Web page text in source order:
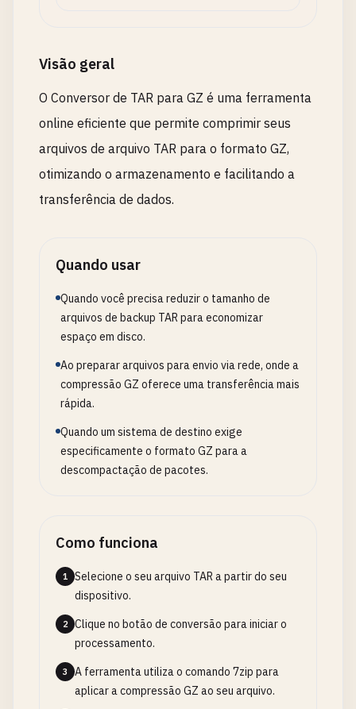
Visão geral
O Conversor de TAR para GZ é uma ferramenta
online eficiente que permite comprimir seus
arquivos de arquivo TAR para o formato GZ,
otimizando o armazenamento e facilitando a
transferência de dados.
Quando usar
Quando você precisa reduzir o tamanho de
arquivos de backup TAR para economizar
espaço em disco.
Ao preparar arquivos para envio via rede, onde a
compressão GZ oferece uma transferência mais
rápida.
Quando um sistema de destino exige
especificamente o formato GZ para a
descompactação de pacotes.
Como funciona
1
Selecione o seu arquivo TAR a partir do seu
dispositivo.
2
Clique no botão de conversão para iniciar o
processamento.
3
A ferramenta utiliza o comando 7zip para
aplicar a compressão GZ ao seu arquivo.